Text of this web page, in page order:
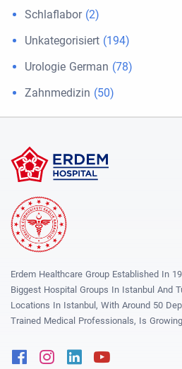
Schlaflabor(2)
Unkategorisiert (194)
Urologie German (78)
Zahnmedizin (50)
Erdem Healthcare Group Established In
Biggest Hospital Groups In Istanbul And
Locations In Istanbul, With Around 50
Trained Medical Professionals, Is
FacebookInstagram
Linkedin